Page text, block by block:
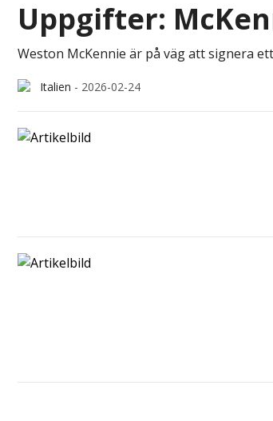
Uppgifter:
Weston McKennie är på väg att signera
Italien - 2026-02-24